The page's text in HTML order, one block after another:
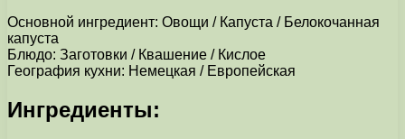
Основной ингредиент: Овощи / Капуста / Белокочанная
капуста
Блюдо: Заготовки / Квашение / Кислое
География кухни: Немецкая / Европейская
Ингредиенты: